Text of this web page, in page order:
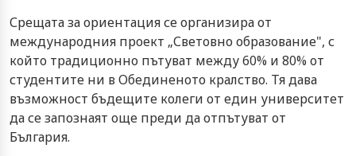
Срещата за ориентация се организира от
международния проект „Световно образование", с
който традиционно пътуват между 60% и 80% от
студентите ни в Обединеното кралство. Тя дава
възможност бъдещите колеги от един университет
да се запознаят още преди да отпътуват от
България.